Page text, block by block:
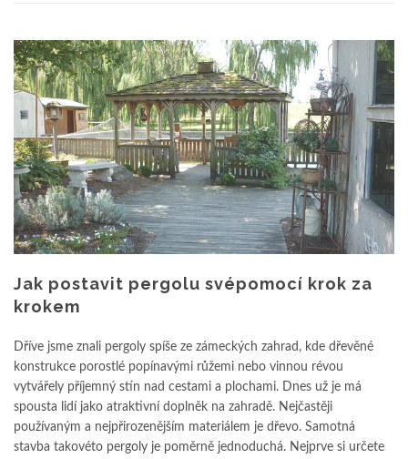
Jak postavit pergolu svépomocí krok za
krokem
Dříve jsme znali pergoly spíše ze zámeckých zahrad, kde dřevěné
konstrukce porostlé popínavými růžemi nebo vinnou révou
vytvářely příjemný stín nad cestami a plochami. Dnes už je má
spousta lidí jako atraktivní doplněk na zahradě. Nejčastěji
používaným a nejpřirozenějším materiálem je dřevo. Samotná
stavba takovéto pergoly je poměrně jednoduchá. Nejprve si určete